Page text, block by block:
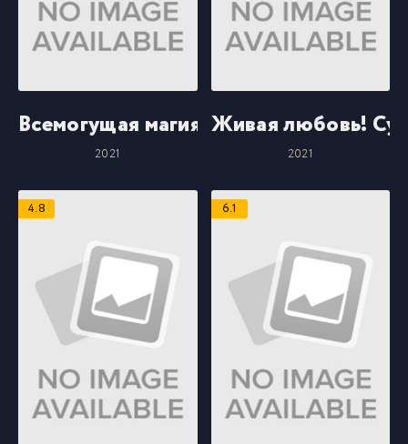
Всемогущая магия святой
2021
Живая любовь!
2021
4.8 6.1